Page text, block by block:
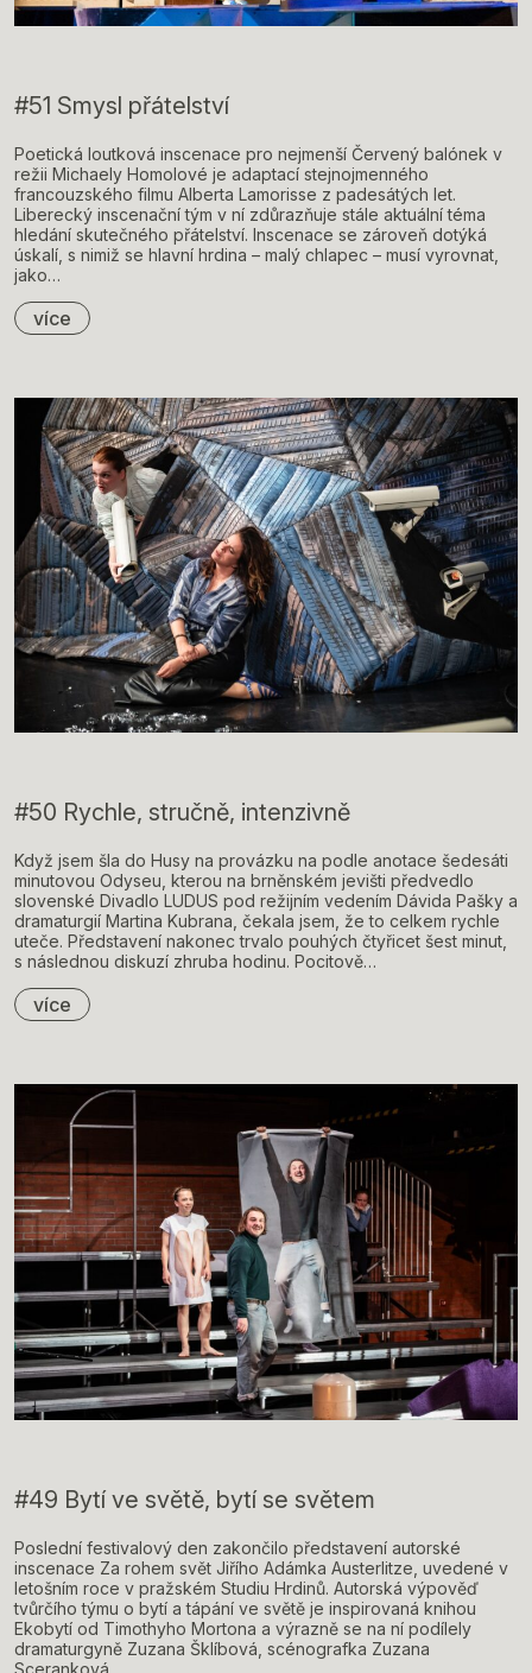
#51 Smysl přátelství
Poetická loutková inscenace pro nejmenší Červený balónek v
režii Michaely Homolové je adaptací stejnojmenného
francouzského filmu Alberta Lamorisse z padesátých let.
Liberecký inscenační tým v ní zdůrazňuje stále aktuální téma
hledání skutečného přátelství. Inscenace se zároveň dotýká
úskalí, s nimiž se hlavní hrdina – malý chlapec – musí vyrovnat,
jako…
více
#50 Rychle, stručně, intenzivně
Když jsem šla do Husy na provázku na podle anotace šedesáti
minutovou Odyseu, kterou na brněnském jevišti předvedlo
slovenské Divadlo LUDUS pod režijním vedením Dávida Pašky a
dramaturgií Martina Kubrana, čekala jsem, že to celkem rychle
uteče. Představení nakonec trvalo pouhých čtyřicet šest minut,
s následnou diskuzí zhruba hodinu. Pocitově…
více
#49 Bytí ve světě, bytí se světem
Poslední festivalový den zakončilo představení autorské
inscenace Za rohem svět Jiřího Adámka Austerlitze, uvedené v
letošním roce v pražském Studiu Hrdinů. Autorská výpověď
tvůrčího týmu o bytí a tápání ve světě je inspirovaná knihou
Ekobytí od Timothyho Mortona a výrazně se na ní podílely
dramaturgyně Zuzana Šklíbová, scénografka Zuzana
Sceranková…